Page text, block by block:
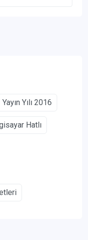
Yayın Yılı 2016
Hatlı